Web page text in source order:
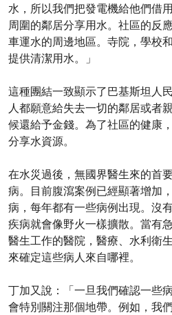
水，所以我們把發電機給他們借
周圍的鄰居分享用水。社區的
車運水的周邊地區。寺院，學校
提供清潔用水。」
這種團結一致顯示了巴基斯坦人
人都願意給失去一切的鄰居或者
候還給予金錢。為了社區的健康
分享水資源。
在水災過後，無國界醫生來的首
病。目前腹瀉案例已經顯著增加
病，每年都有一些病例出現。沒
疾病就會像野火一樣擴散。當有
醫生工作的醫院，醫療、水利衛
來確定這些病人來自哪裡。
丁加又說：「一旦我們確認一些
會特別關注那個地帶。例如，我